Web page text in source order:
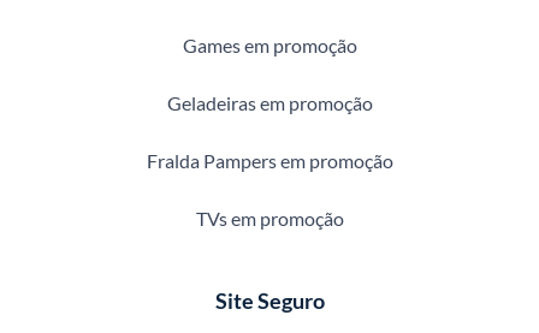
Games em promoção
Geladeiras em promoção
Fralda Pampers em promoção
TVs em promoção
Site Seguro